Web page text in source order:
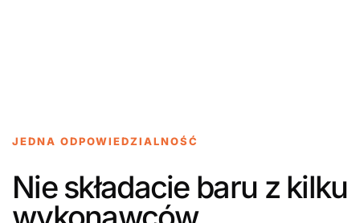
JEDNA ODPOWIEDZIALNOŚĆ
Nie składacie baru z kilku